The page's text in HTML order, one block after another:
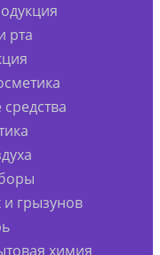
рта
и грызунов
химия